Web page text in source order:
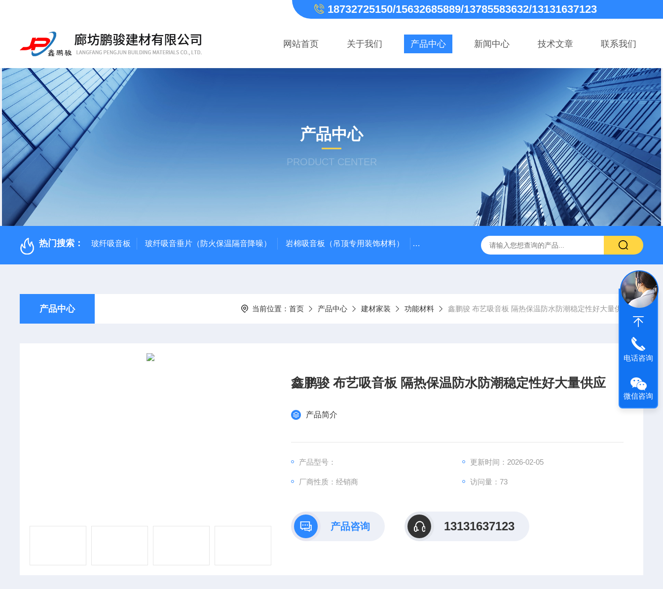
18732725150/15632685889/13785583632/13131637123
网站首页 关于我们 产品中心 新闻中心 技术文章 联系我们
产品中心
PRODUCT CENTER
热门搜索： 玻纤吸音板 玻纤吸音垂片（防火保温隔音降噪） 岩棉吸音板（吊顶专用装饰材料） 600*600 600*1200鑫鹏骏 岩棉天花板 防火抗下陷 吸音吊顶 玻纤
产品中心 当前位置： 首页 产品中心 建材家装 功能材料 鑫鹏骏 布艺吸音板 隔热保温防水防潮稳定性好大量供应
鑫鹏骏 布艺吸音板 隔热保温防水防潮稳定性好大量供应
产品简介
产品型号： 更新时间：2026-02-05
厂商性质：经销商 访问量：73
产品咨询 13131637123
电话咨询
微信咨询